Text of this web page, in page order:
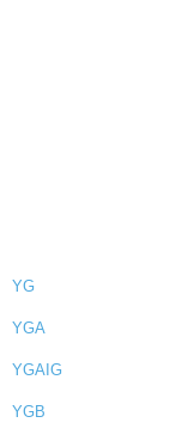
YG
YGA
YGAIG
YGB